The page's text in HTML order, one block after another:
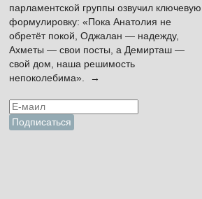
парламентской группы озвучил ключевую
формулировку: «Пока Анатолия не
обретёт покой, Оджалан — надежду,
Ахметы — свои посты, а Демирташ —
свой дом, наша решимость
непоколебима». →